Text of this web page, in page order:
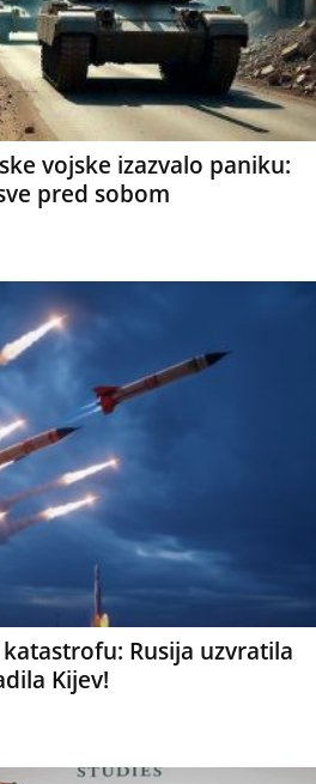
vojske izazvalo paniku:
pred sobom
Rusija uzvratila
Kijev!